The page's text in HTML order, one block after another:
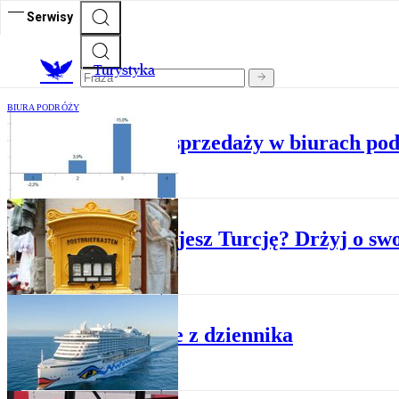
Serwisy
Turystyka
BIURA PODRÓŻY
PZOT: Tąpnięcie sprzedaży w biurach
BIURA PODRÓŻY
Sprzedajesz Turcję? Drżyj o
Wakacje z dziennika
BIURA PODRÓŻY